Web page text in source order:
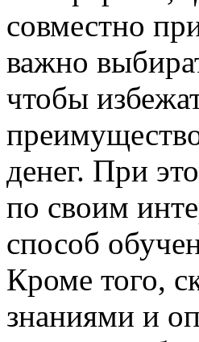
совместно
важно
чтобы
денег. При
по своим
способ
Кроме того,
знаниями и